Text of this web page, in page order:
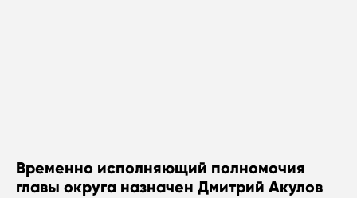
Временно исполняющий полномочия
главы округа назначен Дмитрий Акулов